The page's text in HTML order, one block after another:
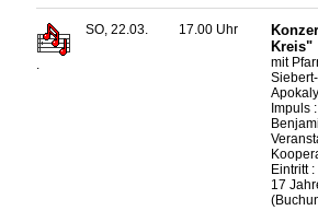
.
SO, 22.03. 17.00 Uhr
Kreis"
mit
Impuls
Eintritt
17